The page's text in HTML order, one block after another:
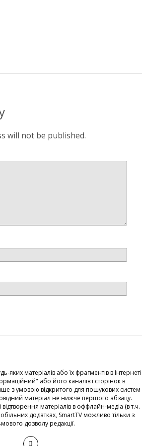
will not be published.
яких матеріалів або їх фрагментів в Інтернеті
або його каналів і сторінок в
з умовою відкритого для пошукових систем
матеріал не нижче першого абзацу.
матеріалів в оффлайн-медіа (в т.ч.
додатках, SmartTV можливо тільки з
дозволу редакції.